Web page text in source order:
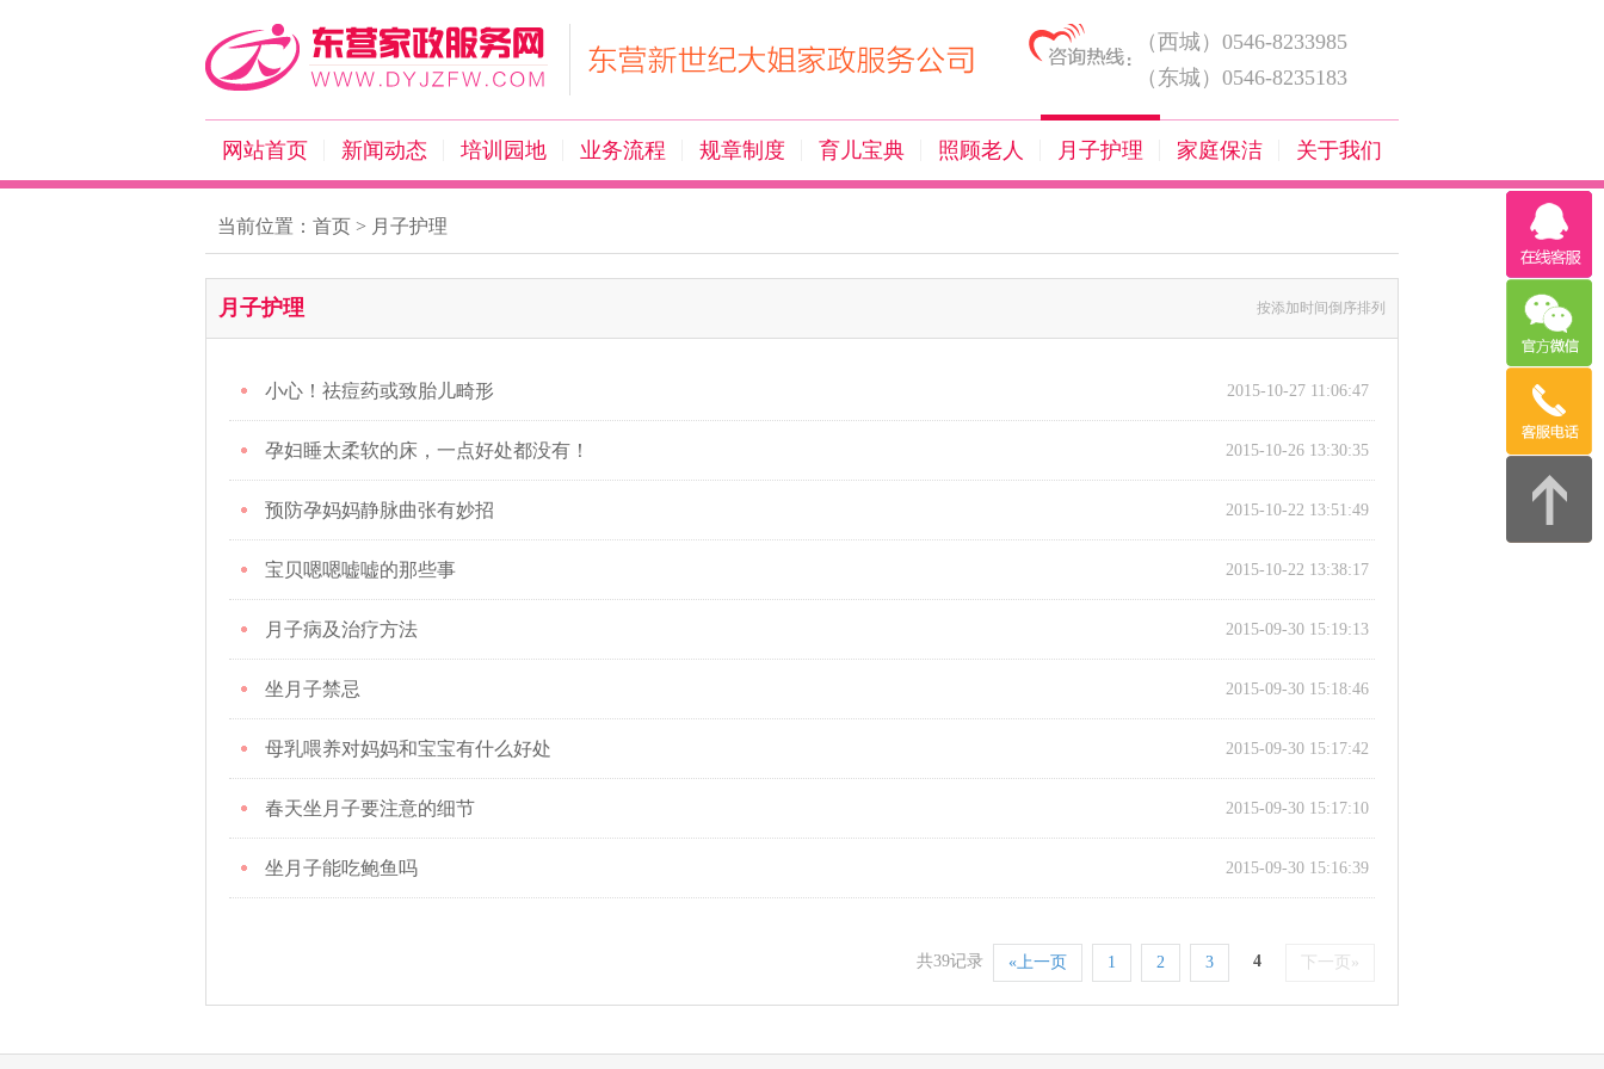
（西城）0546-8233985
（东城）0546-8235183
网站首页 新闻动态 培训园地 业务流程 规章制度 育儿宝典 照顾老人 月子护理 家庭保洁 关于我们
当前位置： 首页 > 月子护理
按添加时间倒序排列
月子护理
2015-10-27 11:06:47
小心！祛痘药或致胎儿畸形
2015-10-26 13:30:35
孕妇睡太柔软的床，一点好处都没有！
2015-10-22 13:51:49
预防孕妈妈静脉曲张有妙招
2015-10-22 13:38:17
宝贝嗯嗯嘘嘘的那些事
2015-09-30 15:19:13
月子病及治疗方法
2015-09-30 15:18:46
坐月子禁忌
2015-09-30 15:17:42
母乳喂养对妈妈和宝宝有什么好处
2015-09-30 15:17:10
春天坐月子要注意的细节
2015-09-30 15:16:39
坐月子能吃鲍鱼吗
共39记录 «上一页 1 2 3 4 下一页»